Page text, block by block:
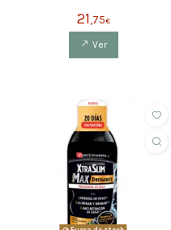
21,75€
Ver